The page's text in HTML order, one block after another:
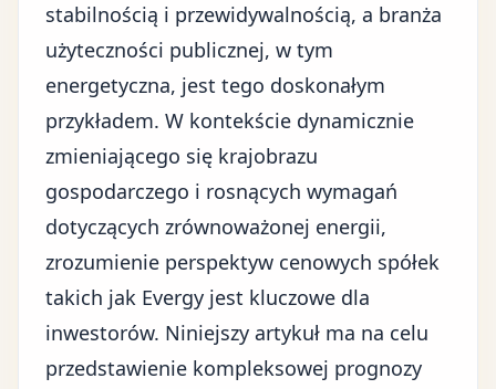
stabilnością i przewidywalnością, a branża
użyteczności publicznej, w tym
energetyczna, jest tego doskonałym
przykładem. W kontekście dynamicznie
zmieniającego się krajobrazu
gospodarczego i rosnących wymagań
dotyczących zrównoważonej energii,
zrozumienie perspektyw cenowych spółek
takich jak Evergy jest kluczowe dla
inwestorów. Niniejszy artykuł ma na celu
przedstawienie kompleksowej prognozy